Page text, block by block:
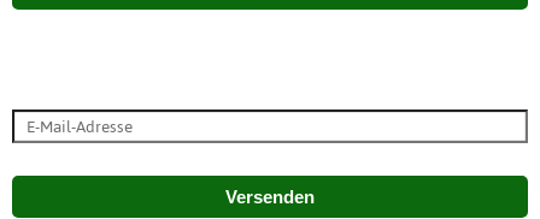
Versenden